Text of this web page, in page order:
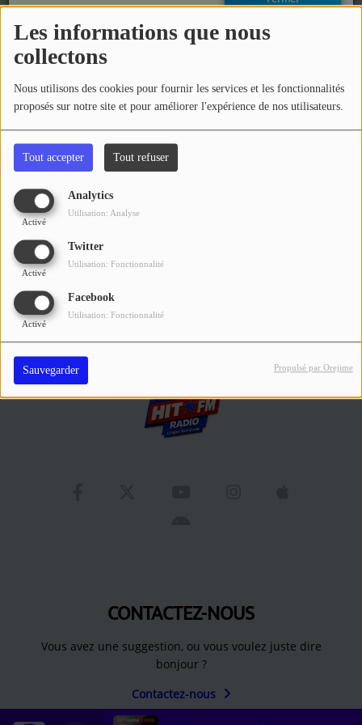
Les informations que nous
collectons
Nous utilisons des cookies pour fournir les services et les fonctionnalités
proposés sur notre site et pour améliorer l'expérience de nos utilisateurs.
Tout accepter Tout refuser
Analytics
Activé
Utilisation: Analyse
Twitter
Activé
Utilisation: Fonctionnalité
Facebook
Activé
Utilisation: Fonctionnalité
Sauvegarder Propulsé par Orejime
EMISSIONS
TITRES DIFFUSÉS
FRÉQUENCES
EVÈNEMENTS
LES JEUX
JEUX CONCOURS
CONTACTEZ-NOUS
RÉGIE PUBLICTIAIRE
06 avril 2017 - 12:17
Commentaires(0)
Connectez-vous pour commenter cet article
CONTACTEZ-NOUS
Vous avez une suggestion, ou vous voulez juste dire
bonjour ?
Contactez-nous